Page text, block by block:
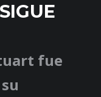
fue